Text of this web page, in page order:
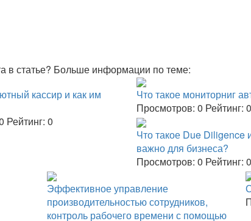
в статье? Больше информации по теме:
кассир и как им
Рейтинг: 0
Что такое мониторниг
Просмотров: 0 Рейтинг: 0
Что такое Due Diligence
важно для бизнеса?
Просмотров: 0 Рейтинг: 0
Эффективное управление
производительностью сотрудников,
контроль рабочего времени с помощью